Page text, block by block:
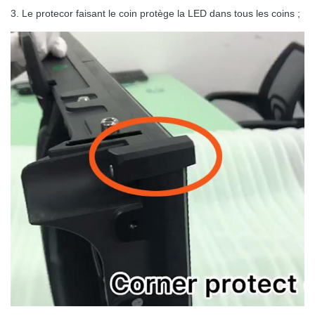
3. Le protecor faisant le coin protège la LED dans tous les coins ;